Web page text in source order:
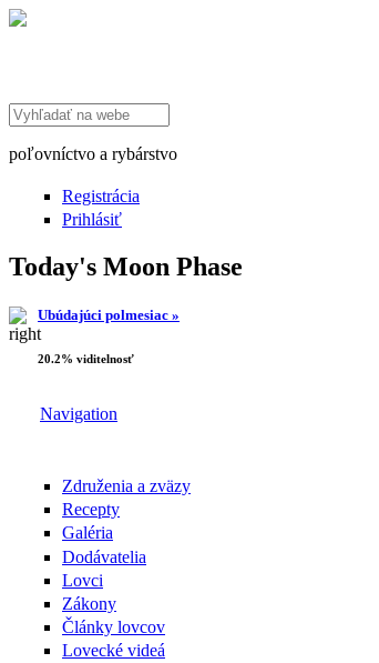
Search this site
poľovníctvo a rybárstvo
Registrácia
Prihlásiť
Today's Moon Phase
Ubúdajúci polmesiac »
20.2% viditelnosť
Navigation
Združenia a zväzy
Recepty
Galéria
Dodávatelia
Lovci
Zákony
Články lovcov
Lovecké videá